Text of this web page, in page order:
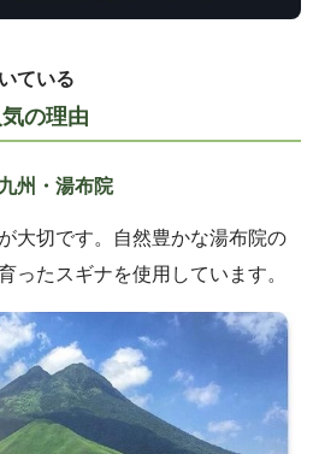
ている
の理由
州・湯布院
大切です。自然豊かな湯布院の
ったスギナを使用しています。